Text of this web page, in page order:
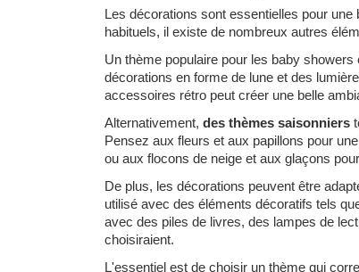
Les décorations sont essentielles pour
habituels, il existe de nombreux autres
Un thème populaire pour les baby showers
décorations en forme de lune et des
accessoires rétro peut créer une belle
Alternativement, des thèmes saisonniers
Pensez aux fleurs et aux papillons pour
ou aux flocons de neige et aux glaçons
De plus, les décorations peuvent être
utilisé avec des éléments décoratifs tels
avec des piles de livres, des lampes de
choisiraient.
L'essentiel est de choisir un thème qui